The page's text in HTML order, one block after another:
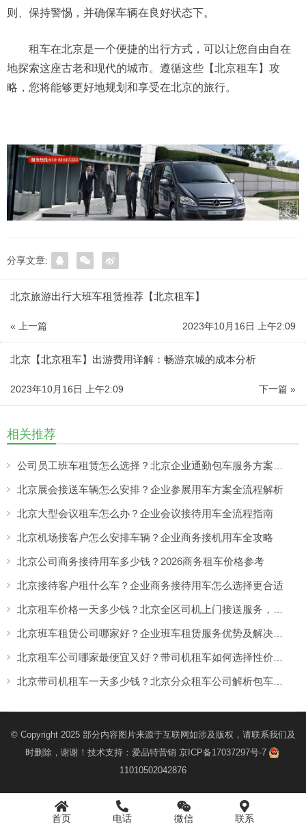
则、保持警惕，并确保车辆在良好状态下。
租车在北京是一个便捷的出行方式，可以让您自由自在
地探索这座古老和现代的城市。遵循这些【北京租车】攻
略，您将能够更好地规划和享受在北京的旅行。
分享文章:
北京旅游出行大班车租赁推荐【北京租车】
« 上一篇 2023年10月16日 上午2:09
北京【北京租车】出游费用详解：畅游京城的成本分析
下一篇 »
2023年10月16日 上午2:09
相关推荐
公司员工班车租赁怎么选择？北京企业通勤包车服务方案解析
北京展会接送车辆怎么安排？企业参展用车方案全流程解析
北京大型会议租车怎么办？企业会议接待用车全流程指南
北京机场接客户怎么安排车辆？企业商务接机用车全攻略
北京公司商务接待用车多少钱？2026商务租车价格参考
北京接待客户租什么车？企业商务接待用车怎么选择更合适
北京租车价格一天多少钱？北京全区司机上门接送服务，让出行更方便
北京班车租赁公司哪家好？企业班车租赁服务优势及解决方案
北京租车公司哪家最便宜又好？带司机租车如何选择性价比高的服务
北京带司机租车一天多少钱？北京分众租车公司解析包车价格与服务优势
© Copyright 2025 部分内容图片来源于互联网如涉及版权，请联系我们及
时删除，谢谢！技术支持： 爱品特营销 京ICP备17037297号-7
11010502042876
首页 电话 微信 联系